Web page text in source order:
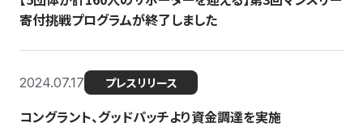
寄付挑戦プログラムが終了しました
2024.07.17 プレスリリース
コングラント、グッドパッチより資金調達を実施